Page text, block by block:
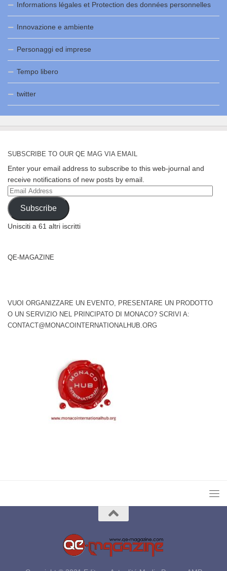
Informations légales et Protection des données personnelles
Innovazione e ambiente
Personaggi ed imprese
Tempo libero
twitter
SUBSCRIBE TO OUR QE MAG VIA EMAIL
Enter your email address to subscribe to this web-journal and
receive notifications of new posts by email.
Email
Address
Subscribe
Unisciti a 61 altri iscritti
QE-MAGAZINE
VUOI ORGANIZZARE UN EVENTO, PRESENTARE UN PRODOTTO
O UN SERVIZIO NEL PRINCIPATO DI MONACO? SCRIVI A:
CONTACT@MONACOINTERNATIONALHUB.ORG